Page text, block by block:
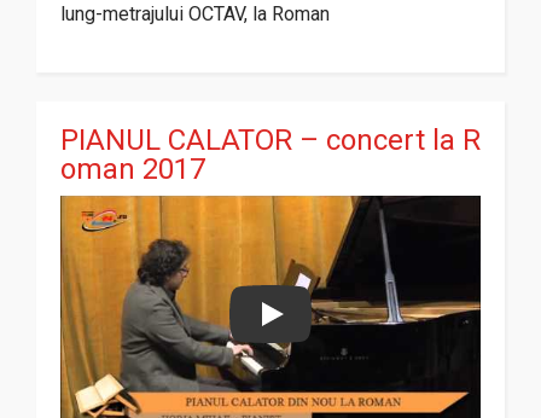
lung-metrajului OCTAV, la Roman
PIANUL CALATOR – concert la R
oman 2017
Play